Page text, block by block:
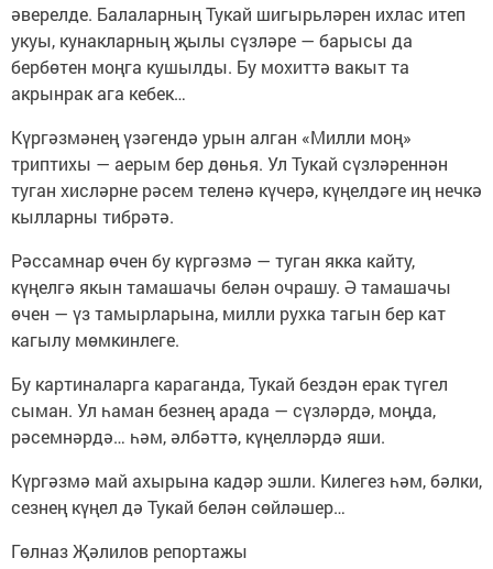
әверелде. Балаларның Тукай шигырьләрен ихлас итеп
укуы, кунакларның җылы сүзләре — барысы да
бербөтен моңга кушылды. Бу мохиттә вакыт та
акрынрак ага кебек…
Күргәзмәнең үзәгендә урын алган «Милли моң»
триптихы — аерым бер дөнья. Ул Тукай сүзләреннән
туган хисләрне рәсем теленә күчерә, күңелдәге иң нечкә
кылларны тибрәтә.
Рәссамнар өчен бу күргәзмә — туган якка кайту,
күңелгә якын тамашачы белән очрашу. Ә тамашачы
өчен — үз тамырларына, милли рухка тагын бер кат
кагылу мөмкинлеге.
Бу картиналарга караганда, Тукай бездән ерак түгел
сыман. Ул һаман безнең арада — сүзләрдә, моңда,
рәсемнәрдә… һәм, әлбәттә, күңелләрдә яши.
Күргәзмә май ахырына кадәр эшли. Килегез һәм, бәлки,
сезнең күңел дә Тукай белән сөйләшер…
Гөлназ Җәлилов репортажы